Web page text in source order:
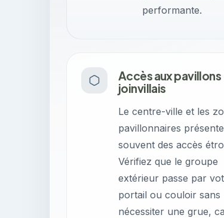
performante.
Accès aux pavillons
joinvillais
Le centre-ville et les
pavillonnaires
souvent des accès
Vérifiez que le groupe
extérieur passe par
portail ou couloir sans
nécessiter une grue,